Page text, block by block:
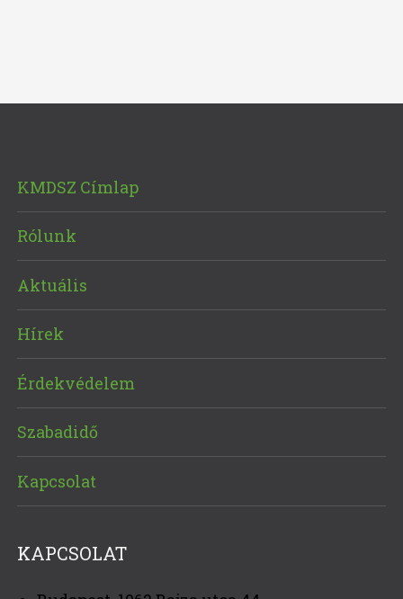
KMDSZ Címlap
Rólunk
Aktuális
Hírek
Érdekvédelem
Szabadidő
Kapcsolat
KAPCSOLAT